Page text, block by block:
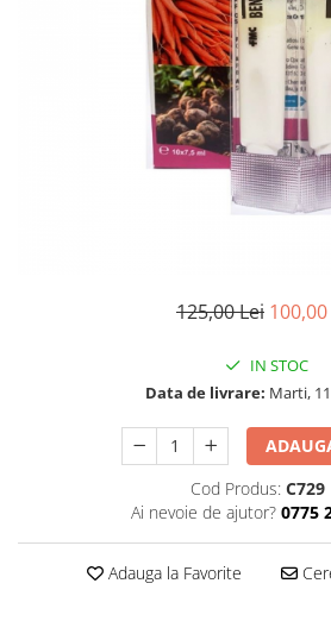
125,00 Lei
IN STOC
Data de livrare: Marti,
Cod Produs: C729
Ai nevoie de ajutor? 0775
Adauga la Favorite